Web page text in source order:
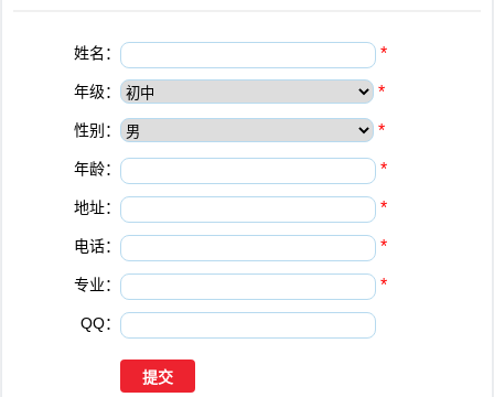
姓名： *
年级： *
性别： *
年龄： *
地址： *
电话： *
专业： *
QQ：